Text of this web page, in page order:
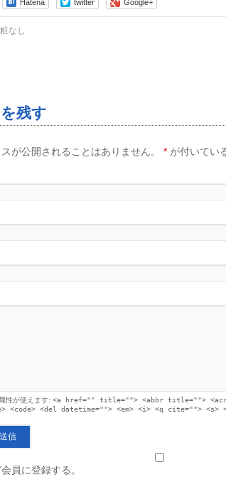
Hatena twitter Google+
なし
残す
が公開されることはありません。 * が付いてい
性が使えます: <a href="" title=""> <abbr title="">
<code> <del datetime=""> <em> <i> <q cite=""> <s>
員に登録する。